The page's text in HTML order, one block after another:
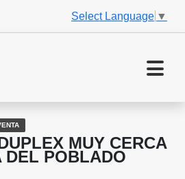
Select Language ▼
MUY CERCA
DEL POBLADO